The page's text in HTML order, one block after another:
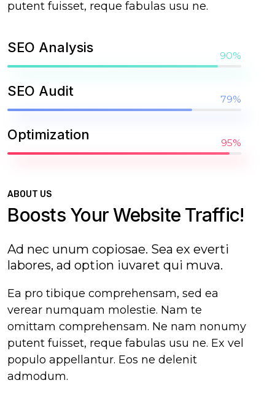
putent fuisset, reque fabulas usu ne.
SEO Analysis
90%
SEO Audit
79%
Optimization
95%
ABOUT US
Boosts Your Website Traffic!
Ad nec unum copiosae. Sea ex everti
labores, ad option iuvaret qui muva.
Ea pro tibique comprehensam, sed ea
verear numquam molestie. Nam te
omittam comprehensam. Ne nam nonumy
putent fuisset, reque fabulas usu ne. Ex vel
populo appellantur. Eos ne delenit
admodum.